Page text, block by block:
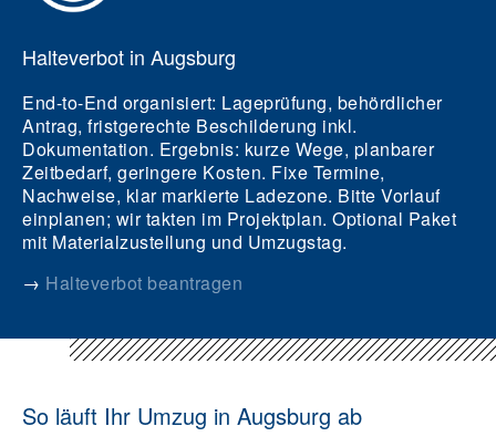
Halteverbot in Augsburg
End-to-End organisiert: Lageprüfung, behördlicher
Antrag, fristgerechte Beschilderung inkl.
Dokumentation. Ergebnis: kurze Wege, planbarer
Zeitbedarf, geringere Kosten. Fixe Termine,
Nachweise, klar markierte Ladezone. Bitte Vorlauf
einplanen; wir takten im Projektplan. Optional Paket
mit Materialzustellung und Umzugstag.
→ Halteverbot beantragen
So läuft Ihr Umzug in Augsburg ab